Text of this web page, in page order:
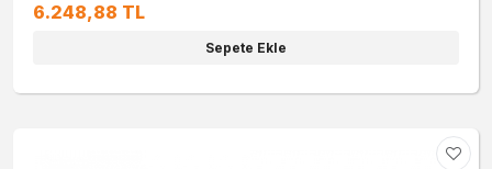
6.248,88 TL
Sepete Ekle